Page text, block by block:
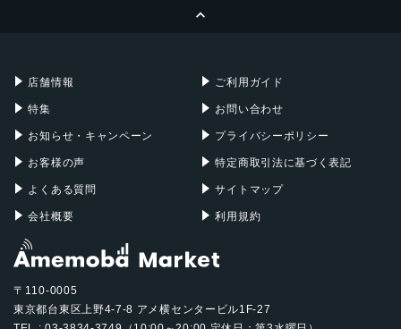
店舗情報
特集
お知らせ・キャンペーン
お客様の声
よくある質問
会社概要
ご利用ガイド
お問い合わせ
プライバシーポリシー
特定商取引法に基づく表記
サイトマップ
利用規約
〒110-0005
東京都台東区上野4-7-8 アメ横センタービル1F-27